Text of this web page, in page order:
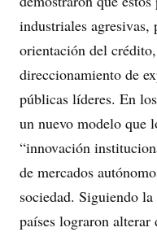
industriales agresivas,
orientación del
direccionamiento de
públicas líderes. En
un nuevo modelo que
“innovación
de mercados
sociedad. Siguiendo
países lograron alterar